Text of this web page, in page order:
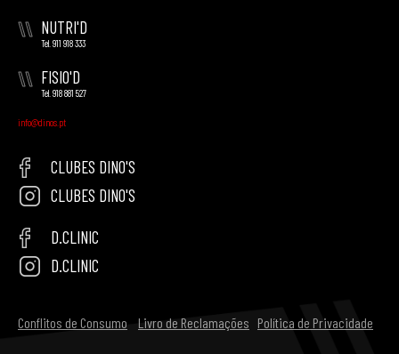
\\ NUTRI'D
Tel. 911 918 333
\\ FISIO'D
Tel. 918 881 527
info@dinos.pt
CLUBES DINO'S
CLUBES DINO'S
D.CLINIC
D.CLINIC
Conflitos de Consumo Livro de Reclamações Política de Privacidade